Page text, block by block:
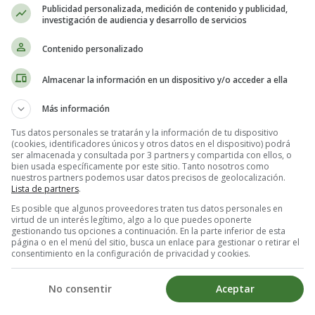
momentos en los que necesitas un impulso rápido y saludable.
y Avellanas. Esta receta casera es fácil de seguir y utiliza
de la cocina saludable y deliciosa!
Publicidad personalizada, medición de contenido y publicidad,
investigación de audiencia y desarrollo de servicios
Contenido personalizado
Almacenar la información en un dispositivo y/o acceder a ella
Más información
Tus datos personales se tratarán y la información de tu dispositivo
(cookies, identificadores únicos y otros datos en el dispositivo) podrá
ser almacenada y consultada por 3 partners y compartida con ellos, o
bien usada específicamente por este sitio. Tanto nosotros como
nuestros partners podemos usar datos precisos de geolocalización.
Lista de partners.
Es posible que algunos proveedores traten tus datos personales en
virtud de un interés legítimo, algo a lo que puedes oponerte
gestionando tus opciones a continuación. En la parte inferior de esta
página o en el menú del sitio, busca un enlace para gestionar o retirar el
consentimiento en la configuración de privacidad y cookies.
Aceptar
No consentir